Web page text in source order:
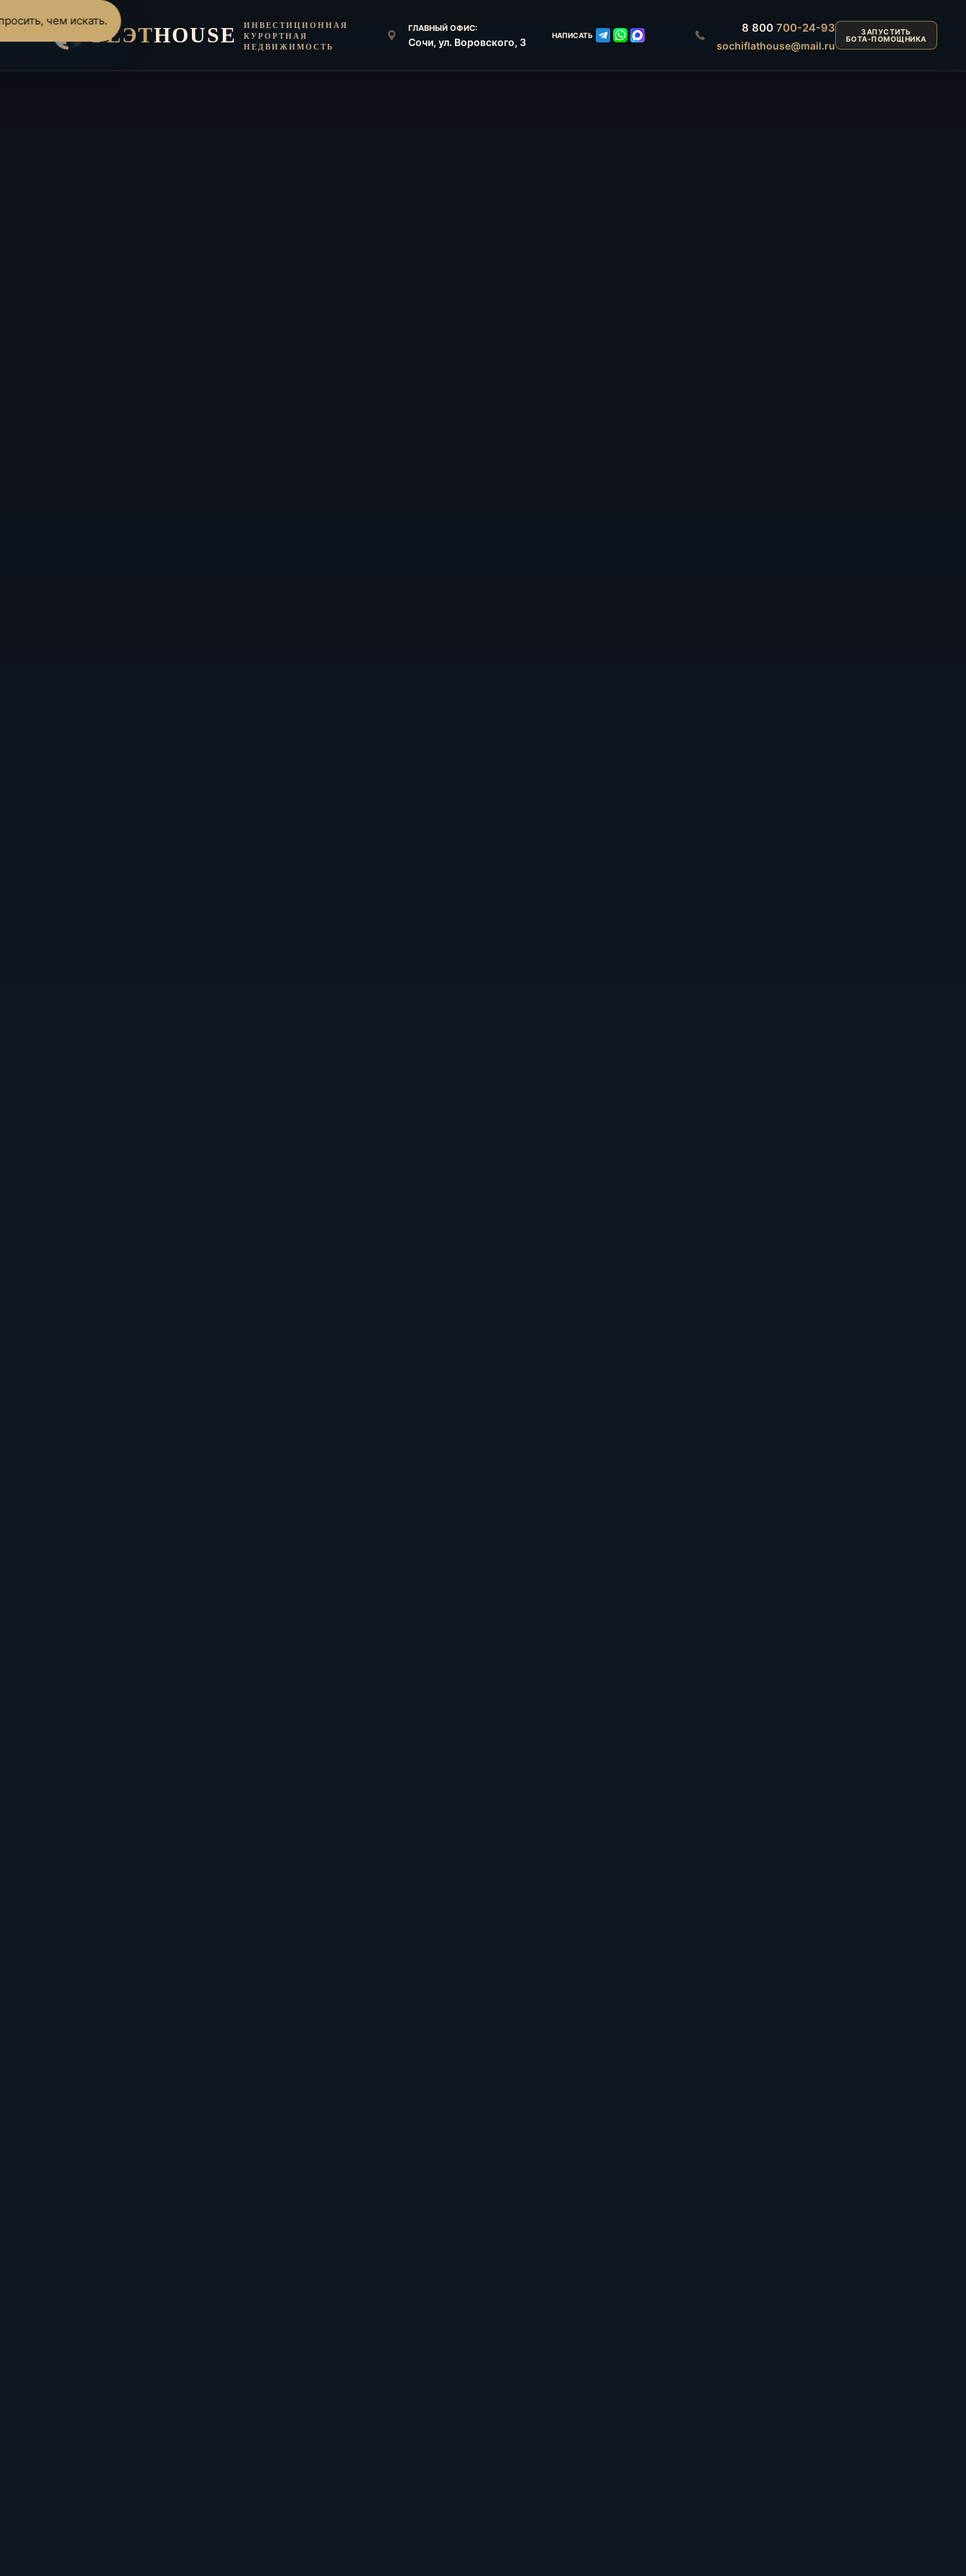
FLЭTHOUSE
ИНВЕСТИЦИОННАЯ
КУРОРТНАЯ
НЕДВИЖИМОСТЬ
ГЛАВНЫЙ ОФИС:
Сочи, ул. Воровского, 3
НАПИСАТЬ
8 800700-24-93
sochiflathouse@mail.ru
ЗАПУСТИТЬ
БОТА-ПОМОЩНИКА
чем искать.